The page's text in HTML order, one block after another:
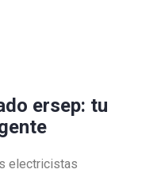
ersep: tu
electricistas